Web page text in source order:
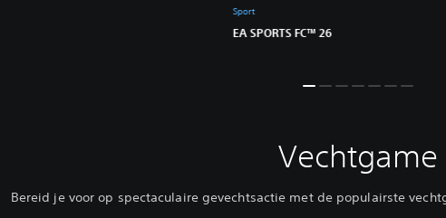
Sport
EA SPORTS FC™ 26
Vechtgame
Bereid je voor op spectaculaire gevechtsactie met de populairste